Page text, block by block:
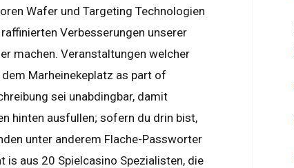
Wafer und Targeting Technologien
Verbesserungen unserer
machen. Veranstaltungen welcher
Marheinekeplatz as part of
sei unabdingbar, damit
hinten ausfullen; sofern du drin bist,
unter anderem Flache-Passworter
is aus 20 Spielcasino Spezialisten, die